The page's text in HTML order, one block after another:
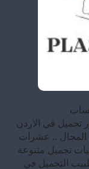
دكتور تجميل في الاردن
15 سنة في المجال .. عشرات
تجميل متنوعة
التجميل في